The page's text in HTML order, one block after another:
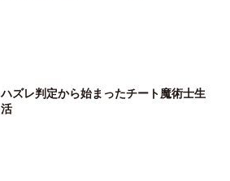
ハズレ判定から始まったチート魔術士生
活